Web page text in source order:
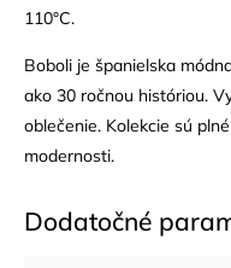
110°C.
Boboli je španielska
ako 30 ročnou históriou.
oblečenie. Kolekcie sú
modernosti.
Dodatočné